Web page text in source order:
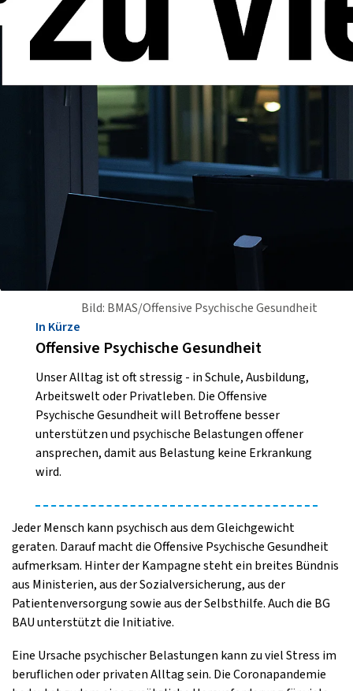
Bild: BMAS/Offensive Psychische Gesundheit
In Kürze
Offensive Psychische Gesundheit
Unser Alltag ist oft stressig - in Schule, Ausbildung,
Arbeitswelt oder Privatleben. Die Offensive
Psychische Gesundheit will Betroffene besser
unterstützen und psychische Belastungen offener
ansprechen, damit aus Belastung keine Erkrankung
wird.
Jeder Mensch kann psychisch aus dem Gleichgewicht
geraten. Darauf macht die Offensive Psychische Gesundheit
aufmerksam. Hinter der Kampagne steht ein breites Bündnis
aus Ministerien, aus der Sozialversicherung, aus der
Patientenversorgung sowie aus der Selbsthilfe. Auch die BG
BAU unterstützt die Initiative.
Eine Ursache psychischer Belastungen kann zu viel Stress im
beruflichen oder privaten Alltag sein. Die Coronapandemie